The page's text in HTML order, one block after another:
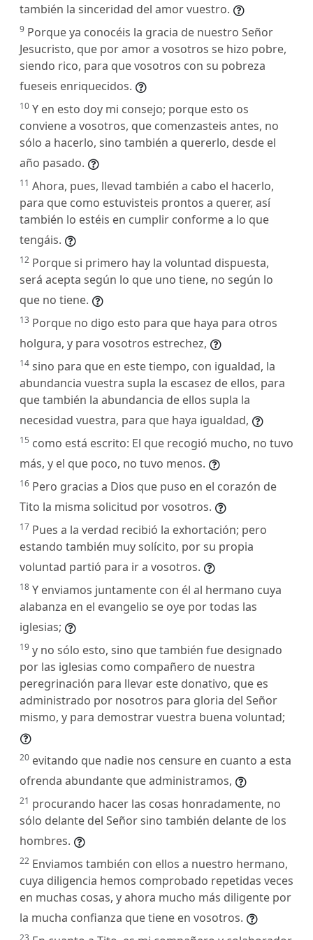
también la sinceridad del amor vuestro.
9 Porque ya conocéis la gracia de nuestro Señor
Jesucristo, que por amor a vosotros se hizo pobre,
siendo rico, para que vosotros con su pobreza
fueseis enriquecidos.
10 Y en esto doy mi consejo; porque esto os
conviene a vosotros, que comenzasteis antes, no
sólo a hacerlo, sino también a quererlo, desde el
año pasado.
11 Ahora, pues, llevad también a cabo el hacerlo,
para que como estuvisteis prontos a querer, así
también lo estéis en cumplir conforme a lo que
tengáis.
12 Porque si primero hay la voluntad dispuesta,
será acepta según lo que uno tiene, no según lo
que no tiene.
13 Porque no digo esto para que haya para otros
holgura, y para vosotros estrechez,
14 sino para que en este tiempo, con igualdad, la
abundancia vuestra supla la escasez de ellos, para
que también la abundancia de ellos supla la
necesidad vuestra, para que haya igualdad,
15 como está escrito: El que recogió mucho, no tuvo
más, y el que poco, no tuvo menos.
16 Pero gracias a Dios que puso en el corazón de
Tito la misma solicitud por vosotros.
17 Pues a la verdad recibió la exhortación; pero
estando también muy solícito, por su propia
voluntad partió para ir a vosotros.
18 Y enviamos juntamente con él al hermano cuya
alabanza en el evangelio se oye por todas las
iglesias;
19 y no sólo esto, sino que también fue designado
por las iglesias como compañero de nuestra
peregrinación para llevar este donativo, que es
administrado por nosotros para gloria del Señor
mismo, y para demostrar vuestra buena voluntad;
20 evitando que nadie nos censure en cuanto a esta
ofrenda abundante que administramos,
21 procurando hacer las cosas honradamente, no
sólo delante del Señor sino también delante de los
hombres.
22 Enviamos también con ellos a nuestro hermano,
cuya diligencia hemos comprobado repetidas veces
en muchas cosas, y ahora mucho más diligente por
la mucha confianza que tiene en vosotros.
23